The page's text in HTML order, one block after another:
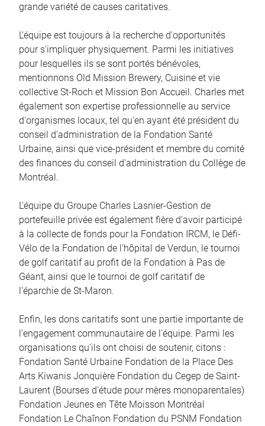
grande variété de causes caritatives.
L'équipe est toujours à la recherche d'opportunités
pour s'impliquer physiquement. Parmi les initiatives
pour lesquelles ils se sont portés bénévoles,
mentionnons Old Mission Brewery, Cuisine et vie
collective St-Roch et Mission Bon Accueil. Charles met
également son expertise professionnelle au service
d'organismes locaux, tel qu'en ayant été président du
conseil d'administration de la Fondation Santé
Urbaine, ainsi que vice-président et membre du comité
des finances du conseil d'administration du Collège de
Montréal.
L'équipe du Groupe Charles Lasnier-Gestion de
portefeuille privée est également fière d'avoir participé
à la collecte de fonds pour la Fondation IRCM, le Défi-
Vélo de la Fondation de l'hôpital de Verdun, le tournoi
de golf caritatif au profit de la Fondation à Pas de
Géant, ainsi que le tournoi de golf caritatif de
l'éparchie de St-Maron.
Enfin, les dons caritatifs sont une partie importante de
l'engagement communautaire de l'équipe. Parmi les
organisations qu'ils ont choisi de soutenir, citons :
Fondation Santé Urbaine Fondation de la Place Des
Arts Kiwanis Jonquière Fondation du Cegep de Saint-
Laurent (Bourses d'étude pour mères monoparentales)
Fondation Jeunes en Tête Moisson Montréal
Fondation Le Chaînon Fondation du PSNM Fondation